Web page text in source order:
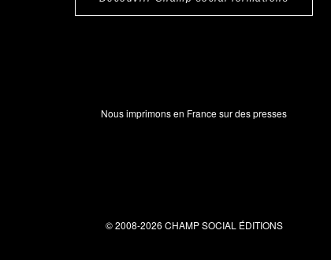
Nous imprimons en France sur des presses
© 2008-2026 CHAMP SOCIAL ÉDITIONS